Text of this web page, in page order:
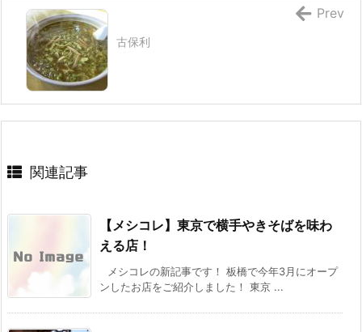
古保利
Prev
関連記事
【メシコレ】東京で横手やきそばを味わ
える店！
メシコレの新記事です！ 板橋で今年3月にオープ
ンしたお店をご紹介しました！ 東京 ...